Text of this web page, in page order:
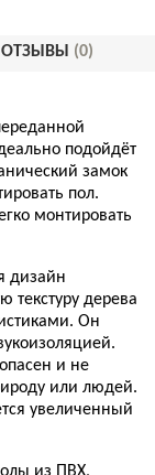
ОТЗЫВЫ (0)
подойдёт
замок
пол.
монтировать
дизайн
текстуру дерева
Он
и не
или людей.
увеличенный